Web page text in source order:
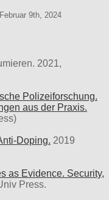
Februar 9th, 2024
2021,
Polizeiforschung.
aus der Praxis.
Doping. 2019
as Evidence. Security,
Press.